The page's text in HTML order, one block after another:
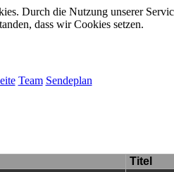
Durch die Nutzung unserer
dass wir Cookies setzen.
Team Sendeplan
Titel